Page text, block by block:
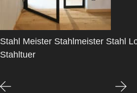
Stahl Meister Stahlmeister Stahl
Stahltuer